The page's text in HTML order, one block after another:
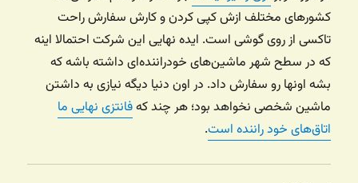
کشورهای مختلف ازش کپی کردن و کارش سفارش راحت
تاکسی از روی گوشی است. ایده نهایی این شرکت احتمالا اینه
که در سطح شهر ماشین‌های خودراننده‌ای داشته باشه که
بشه اونها رو سفارش داد. در اون دنیا دیگه نیازی به داشتن
ماشین شخصی نخواهد بود؛‌ هر چند کهفانتزی نهایی ما
اتاق‌های خود راننده است.